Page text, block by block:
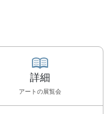
詳細
アート の展覧会